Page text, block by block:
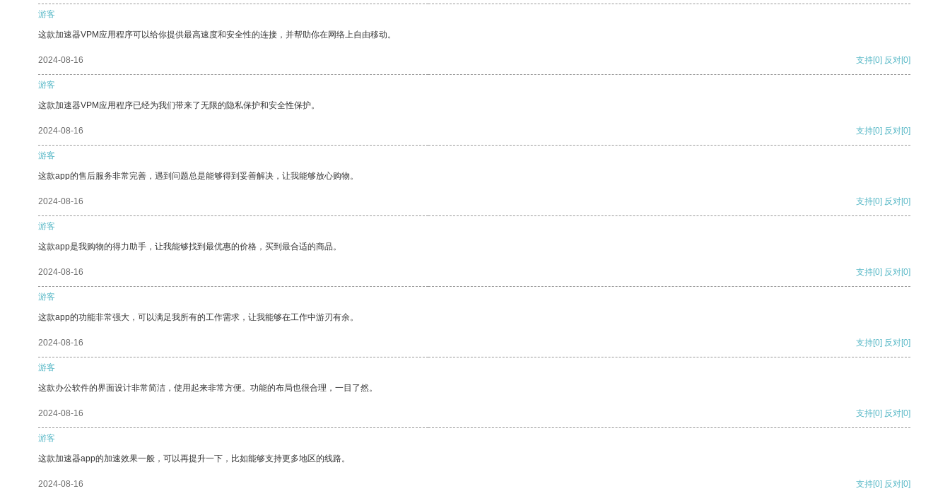
游客
这款加速器VPM应用程序可以给你提供最高速度和安全性的连接，并帮助你在网络上自由移动。
2024-08-16 支持[0] 反对[0]
游客
这款加速器VPM应用程序已经为我们带来了无限的隐私保护和安全性保护。
2024-08-16 支持[0] 反对[0]
游客
这款app的售后服务非常完善，遇到问题总是能够得到妥善解决，让我能够放心购物。
2024-08-16 支持[0] 反对[0]
游客
这款app是我购物的得力助手，让我能够找到最优惠的价格，买到最合适的商品。
2024-08-16 支持[0] 反对[0]
游客
这款app的功能非常强大，可以满足我所有的工作需求，让我能够在工作中游刃有余。
2024-08-16 支持[0] 反对[0]
游客
这款办公软件的界面设计非常简洁，使用起来非常方便。功能的布局也很合理，一目了然。
2024-08-16 支持[0] 反对[0]
游客
这款加速器app的加速效果一般，可以再提升一下，比如能够支持更多地区的线路。
2024-08-16 支持[0] 反对[0]